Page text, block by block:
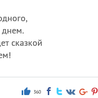
днем.
сказкой
360